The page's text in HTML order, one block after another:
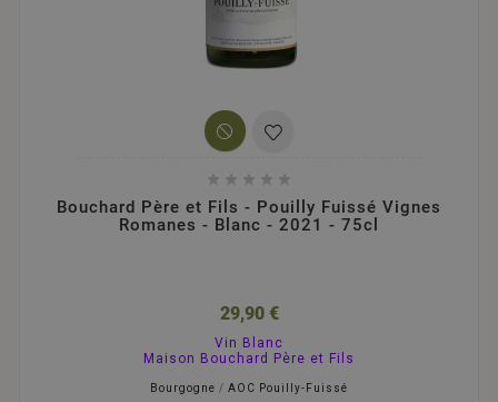
    
Bouchard Père et Fils - Pouilly Fuissé Vignes
Romanes - Blanc - 2021 - 75cl
29,90 €
Vin Blanc
Maison Bouchard Père et Fils
Bourgogne / AOC Pouilly-Fuissé